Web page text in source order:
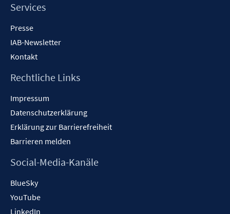
Services
Presse
IAB-Newsletter
Kontakt
Rechtliche Links
Impressum
Datenschutzerklärung
Erklärung zur Barrierefreiheit
Barrieren melden
Social-Media-Kanäle
BlueSky
YouTube
LinkedIn